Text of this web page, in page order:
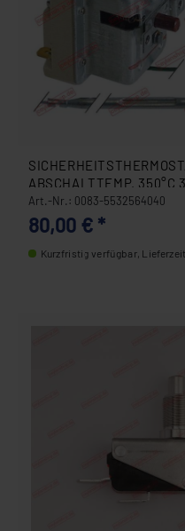
ABSCHALTTEMP. 350°C
5532564040
Art.-Nr.: 0083-5532564040
80,00 € *
Kurzfristig verfügbar,